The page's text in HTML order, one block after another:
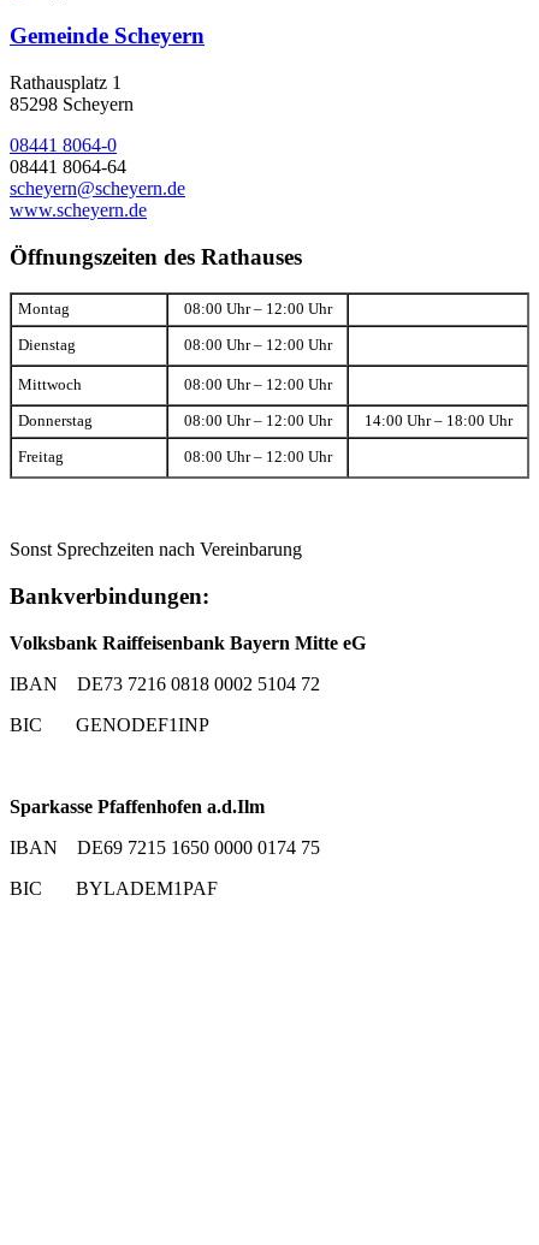
Gemeinde Scheyern
Rathausplatz 1
85298 Scheyern
08441 8064-0
08441 8064-64
scheyern@scheyern.de
www.scheyern.de
Öffnungszeiten des Rathauses
Montag 08:00 Uhr – 12:00 Uhr
Dienstag 08:00 Uhr – 12:00 Uhr
Mittwoch 08:00 Uhr – 12:00 Uhr
Donnerstag 08:00 Uhr – 12:00 Uhr 14:00 Uhr – 18:00 Uhr
Freitag 08:00 Uhr – 12:00 Uhr
Sonst Sprechzeiten nach Vereinbarung
Bankverbindungen:
Volksbank Raiffeisenbank Bayern Mitte eG
IBAN DE73 7216 0818 0002 5104 72
BIC GENODEF1INP
Sparkasse Pfaffenhofen a.d.Ilm
IBAN DE69 7215 1650 0000 0174 75
BIC BYLADEM1PAF